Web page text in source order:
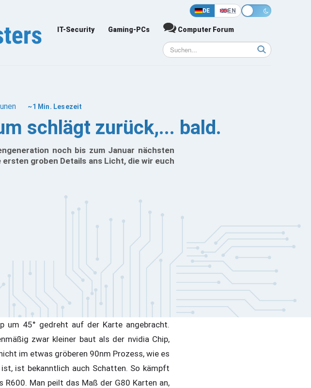
DE EN
IT-Security Gaming-PCs Computer Forum
~1 Min. Lesezeit
schlägt zurück,... bald.
noch bis zum Januar nächsten
groben Details ans Licht, die wir euch
um 45° gedreht auf der Karte angebracht.
zwar kleiner baut als der nvidia Chip,
im etwas gröberen 90nm Prozess, wie es
ist bekanntlich auch Schatten. So kämpft
Man peilt das Maß der G80 Karten an,